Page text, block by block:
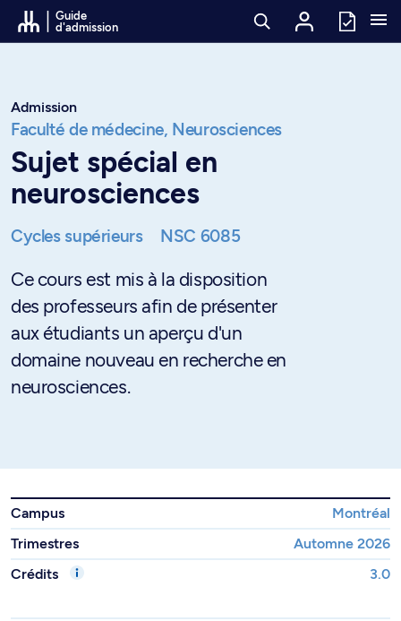
Passer au contenu
Guide
d'admission
Admission
Faculté de médecine, Neurosciences
Sujet spécial en
neurosciences
Cycles supérieurs NSC 6085
Ce cours est mis à la disposition
des professeurs afin de présenter
aux étudiants un aperçu d'un
domaine nouveau en recherche en
neurosciences.
Campus
Montréal
Trimestres
Automne 2026
Crédits
3.0